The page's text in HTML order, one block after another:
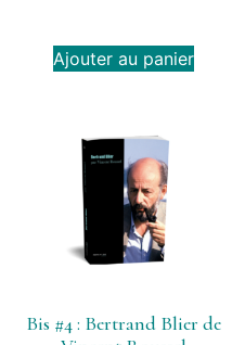
Ajouter au panier
Bis #4 : Bertrand Blier de